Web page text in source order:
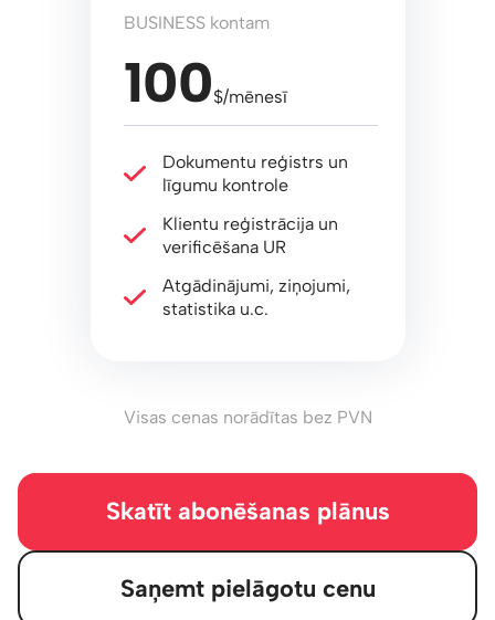
BUSINESS kontam
100$/mēnesī
Dokumentu reģistrs un
līgumu kontrole
Klientu reģistrācija un
verificēšana UR
Atgādinājumi, ziņojumi,
statistika u.c.
Visas cenas norādītas bez PVN
Skatīt abonēšanas plānus
Saņemt pielāgotu cenu